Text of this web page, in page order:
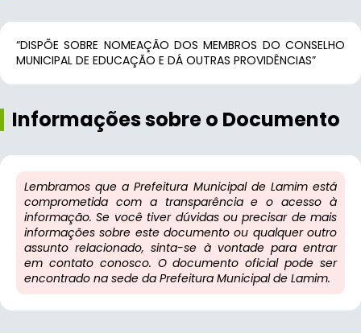
“DISPÕE SOBRE NOMEAÇÃO DOS MEMBROS DO CONSELHO
MUNICIPAL DE EDUCAÇÃO E DÁ OUTRAS PROVIDÊNCIAS”
Informações sobre o Documento
Lembramos que a Prefeitura Municipal de Lamim está
comprometida com a transparência e o acesso à
informação. Se você tiver dúvidas ou precisar de mais
informações sobre este documento ou qualquer outro
assunto relacionado, sinta-se à vontade para entrar
em contato conosco. O documento oficial pode ser
encontrado na sede da Prefeitura Municipal de Lamim.